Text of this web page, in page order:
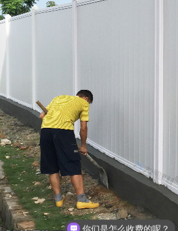
你们是怎么收费的呢？